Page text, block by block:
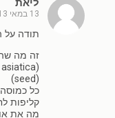
ליאת
13 במאי 2013
תודה על
זה מה
(seed)
כל
קליפות
מה את